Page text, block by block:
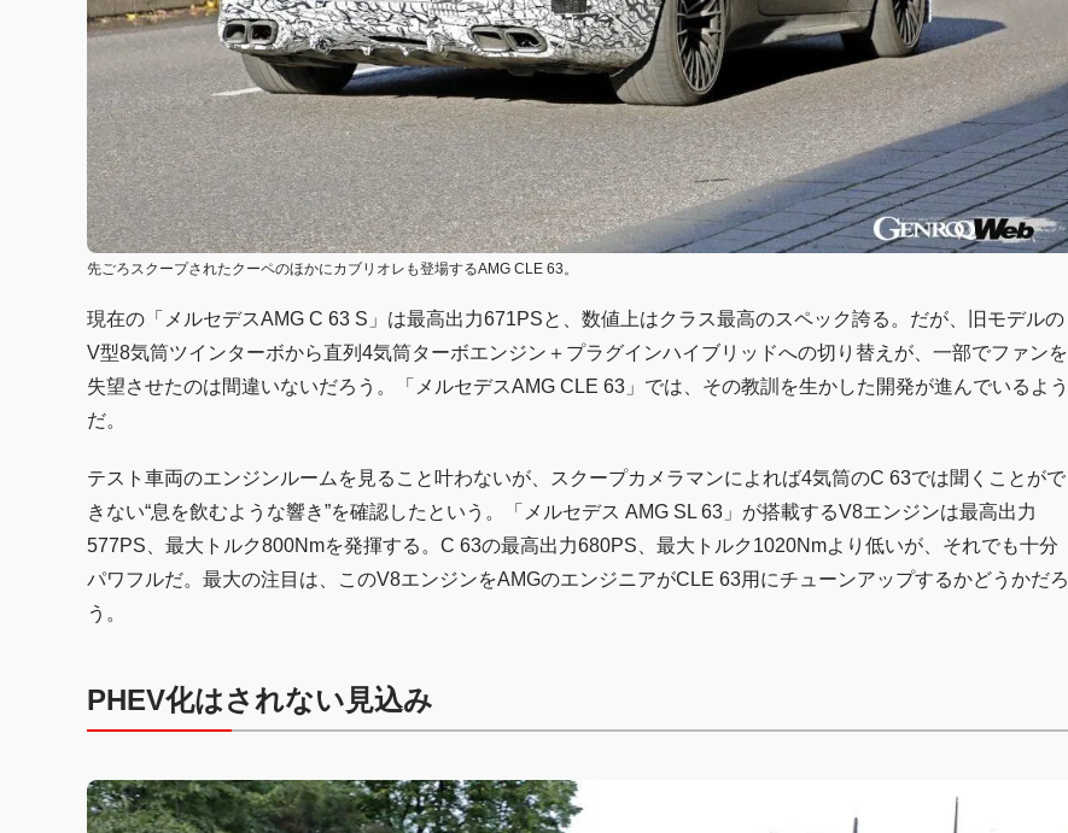
先ごろスクープされたクーペのほかにカブリオレも登場するAMG CLE 63。
現在の「メルセデスAMG C 63 S」は最高出力671PSと、数値上はクラス最高のスペック誇る。だが、旧モデルの
V型8気筒ツインターボから直列4気筒ターボエンジン＋プラグインハイブリッドへの切り替えが、一部でファンを
失望させたのは間違いないだろう。「メルセデスAMG CLE 63」では、その教訓を生かした開発が進んでいるよう
だ。
テスト車両のエンジンルームを見ること叶わないが、スクープカメラマンによれば4気筒のC 63では聞くことがで
きない“息を飲むような響き”を確認したという。「メルセデス AMG SL 63」が搭載するV8エンジンは最高出力
577PS、最大トルク800Nmを発揮する。C 63の最高出力680PS、最大トルク1020Nmより低いが、それでも十分
パワフルだ。最大の注目は、このV8エンジンをAMGのエンジニアがCLE 63用にチューンアップするかどうかだろ
う。
PHEV化はされない見込み